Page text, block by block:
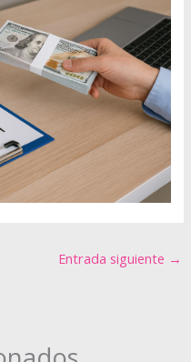
Entrada siguiente →